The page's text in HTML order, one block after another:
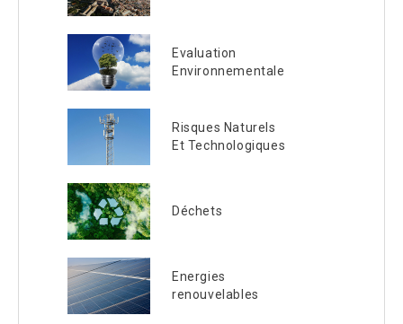
Evaluation
Environnementale
Risques Naturels
Et Technologiques
Déchets
Energies
renouvelables